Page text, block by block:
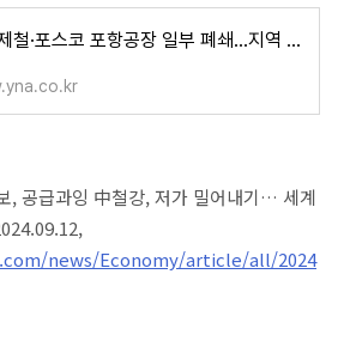
현대제철·포스코 포항공장 일부 폐쇄…지역 철강산업에 '찬바람' | 연합뉴스
, 공급과잉 中철강, 저가 밀어내기… 세계
news/Economy/article/all/2024